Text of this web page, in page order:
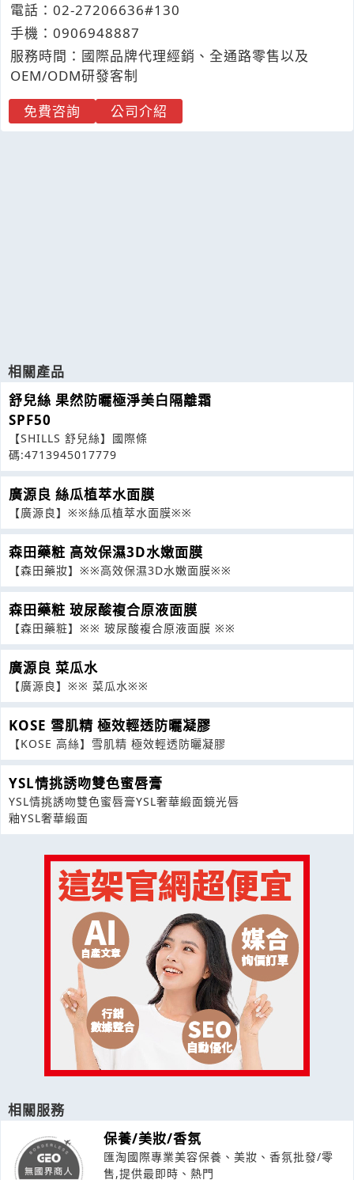
電話： 02-27206636#130
手機： 0906948887
服務時間：國際品牌代理經銷、全通路零售以及
OEM/ODM研發客制
免費咨詢
公司介紹
相關產品
舒兒絲 果然防曬極淨美白隔離霜
SPF50
【SHILLS 舒兒絲】國際條
碼:4713945017779
廣源良 絲瓜植萃水面膜
【廣源良】※※絲瓜植萃水面膜※※
森田藥粧 高效保濕3D水嫩面膜
【森田藥妝】※※高效保濕3D水嫩面膜※※
森田藥粧 玻尿酸複合原液面膜
【森田藥粧】※※ 玻尿酸複合原液面膜 ※※
廣源良 菜瓜水
【廣源良】※※ 菜瓜水※※
KOSE 雪肌精 極效輕透防曬凝膠
【KOSE 高絲】雪肌精 極效輕透防曬凝膠
YSL情挑誘吻雙色蜜唇膏
YSL情挑誘吻雙色蜜唇膏YSL奢華緞面鏡光唇
釉YSL奢華緞面
相關服務
保養/美妝/香氛
匯淘國際專業美容保養、美妝、香氛批發/零
售,提供最即時、熱門